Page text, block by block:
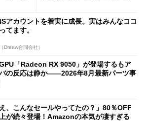
アカウントを着実に成長。実はみんなココ
てます。
Dreaw合同会社）
「Radeon RX 9050」が登場するもア
の反応は静か――2026年8月最新パーツ事
え、こんなセールやってたの？」80％OFF
が続々登場！Amazonの本気が凄すぎる